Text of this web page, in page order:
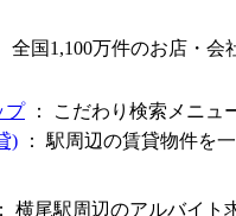
全国1,100万件のお店・
プ： こだわり検索メニュ
) ： 駅周辺の賃貸物件を
横尾駅周辺のアルバイト